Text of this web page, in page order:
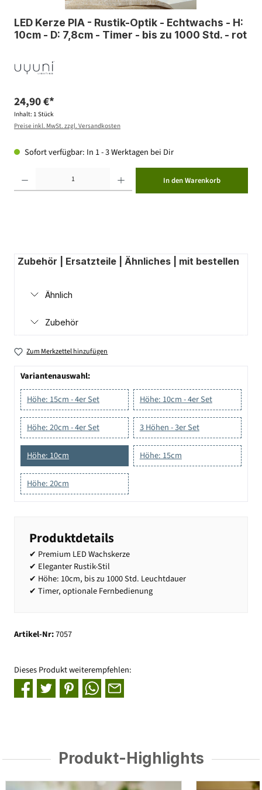
LED Kerze PIA - Rustik-Optik - Echtwachs - H:
10cm - D: 7,8cm - Timer - bis zu 1000 Std. - rot
24,90 €*
Inhalt: 1 Stück
Preise inkl. MwSt. zzgl. Versandkosten
Sofort verfügbar: In 1 - 3 Werktagen bei Dir
In den Warenkorb
Zubehör | Ersatzteile | Ähnliches | mit bestellen
Ähnlich
Zubehör
Zum Merkzettel hinzufügen
Variantenauswahl:
Höhe: 15cm - 4er Set
Höhe: 10cm - 4er Set
Höhe: 20cm - 4er Set 3 Höhen - 3er Set
Höhe: 10cm Höhe: 15cm
Höhe: 20cm
Produktdetails
✔ Premium LED Wachskerze
✔ Eleganter Rustik-Stil
✔ Höhe: 10cm, bis zu 1000 Std. Leuchtdauer
✔ Timer, optionale Fernbedienung
Artikel-Nr:7057
Dieses Produkt weiterempfehlen:
Produkt-Highlights